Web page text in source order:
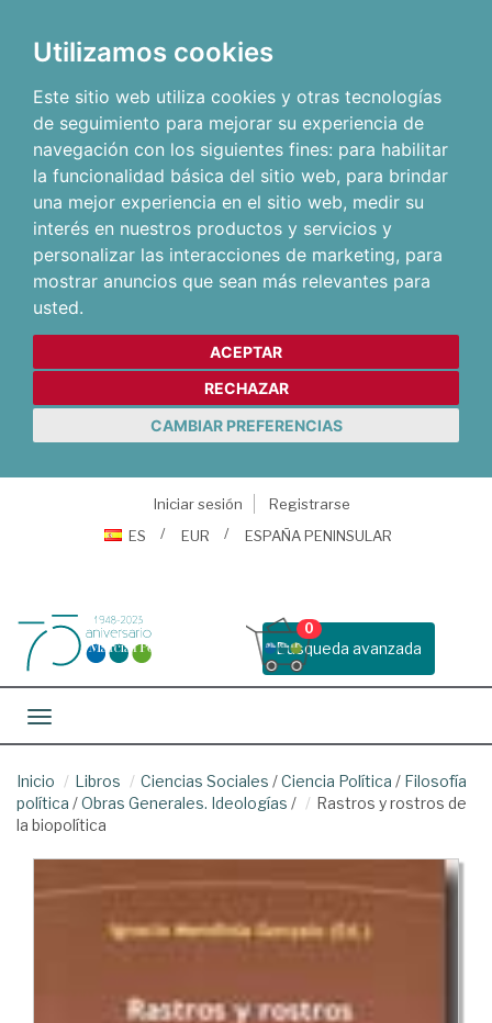
Utilizamos cookies
Este sitio web utiliza cookies y otras tecnologías
de seguimiento para mejorar su experiencia de
navegación con los siguientes fines: para habilitar
la funcionalidad básica del sitio web, para brindar
una mejor experiencia en el sitio web, medir su
interés en nuestros productos y servicios y
personalizar las interacciones de marketing, para
mostrar anuncios que sean más relevantes para
usted.
ACEPTAR
RECHAZAR
CAMBIAR PREFERENCIAS
Iniciar sesión
Registrarse
ES
EUR ESPAÑA PENINSULAR
Busqueda avanzada
0
Toggle navigation
Inicio Libros Ciencias Sociales /Ciencia Política / Filosofía
política /Obras Generales. Ideologías /
Rastros y rostros de
la biopolítica